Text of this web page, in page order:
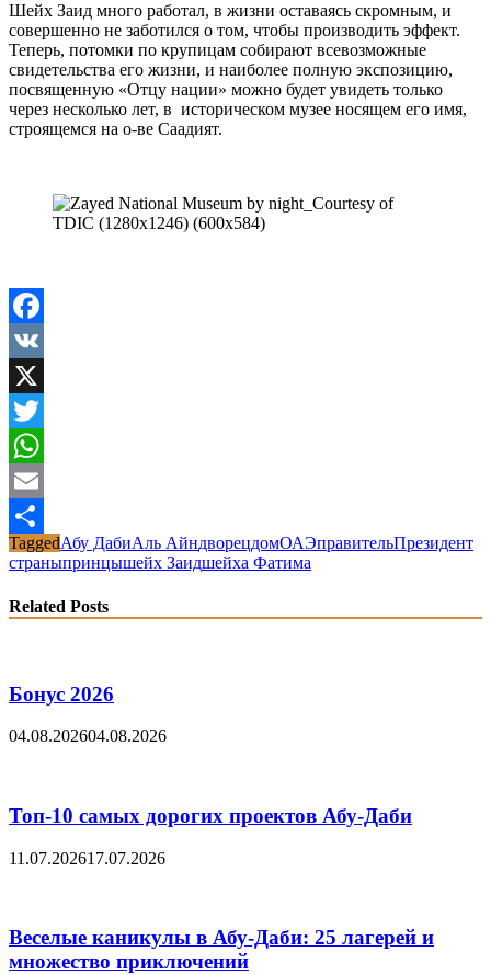
Шейх Заид много работал, в жизни оставаясь скромным, и
совершенно не заботился о том, чтобы производить эффект.
Теперь, потомки по крупицам собирают всевозможные
свидетельства его жизни, и наиболее полную экспозицию,
посвященную «Отцу нации» можно будет увидеть только
через несколько лет, в историческом музее носящем его имя,
строящемся на о-ве Саадият.
Facebook
VK
X
Twitter
WhatsApp
Email
Share
TaggedАбу ДабиАль АйндворецдомОАЭправительПрезидент
страныпринцышейх Заидшейха Фатима
Related Posts
Бонус 2026
04.08.202604.08.2026
Топ-10 самых дорогих проектов Абу-Даби
11.07.202617.07.2026
Веселые каникулы в Абу-Даби: 25 лагерей и
множество приключений